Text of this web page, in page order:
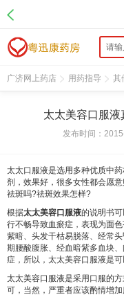
广济网上药店 用药指导 其
太太美容口服
发布时间：
太太口服液是选用多种优质中
剂，效果好，很多女性都会愿
祛斑吗?祛斑效果怎样?
根据太太美容口服液的说明书可
行不畅导致血瘀症，表现为面
紫暗、头发干枯易脱落、经常
期腰酸腹胀、经血暗紫多血块
症，所以，太太美容口服液是可
太太美容口服液是采用口服的
可，当然，严重者应该酌情增